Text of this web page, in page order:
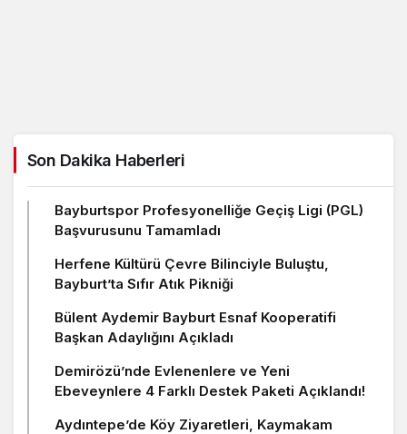
Son Dakika Haberleri
Bayburtspor Profesyonelliğe Geçiş Ligi (PGL)
Başvurusunu Tamamladı
Herfene Kültürü Çevre Bilinciyle Buluştu,
Bayburt’ta Sıfır Atık Pikniği
Bülent Aydemir Bayburt Esnaf Kooperatifi
Başkan Adaylığını Açıkladı
Demirözü’nde Evlenenlere ve Yeni
Ebeveynlere 4 Farklı Destek Paketi Açıklandı!
Aydıntepe’de Köy Ziyaretleri, Kaymakam